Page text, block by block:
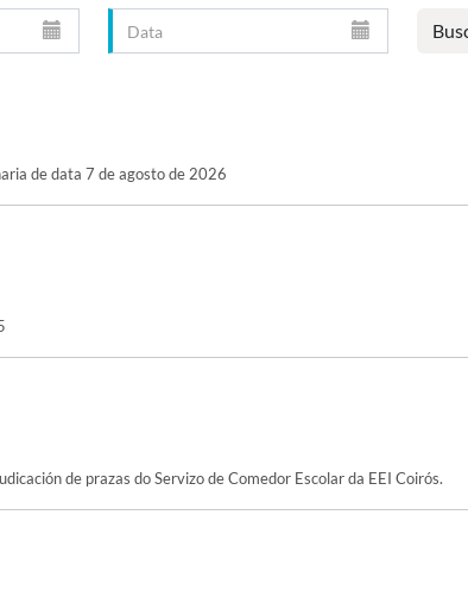
de data 7 de agosto de 2026
de prazas do Servizo de Comedor Escolar da EEI Coirós.